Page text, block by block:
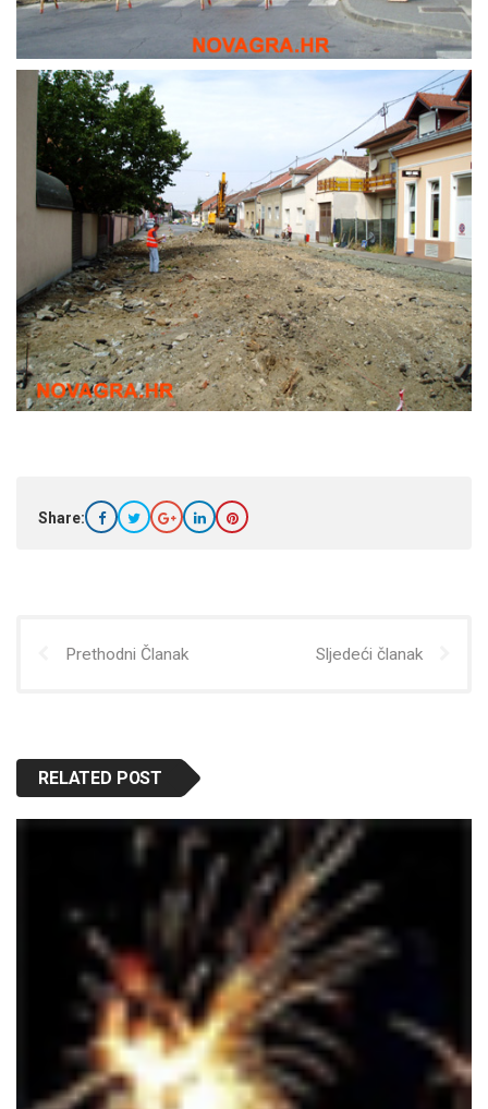
Share:
Prethodni Članak Sljedeći članak
RELATED POST